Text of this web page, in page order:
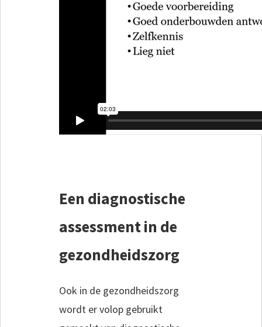
Een diagnostische
assessment in de
gezondheidszorg
Ook in de gezondheidszorg
wordt er volop gebruikt